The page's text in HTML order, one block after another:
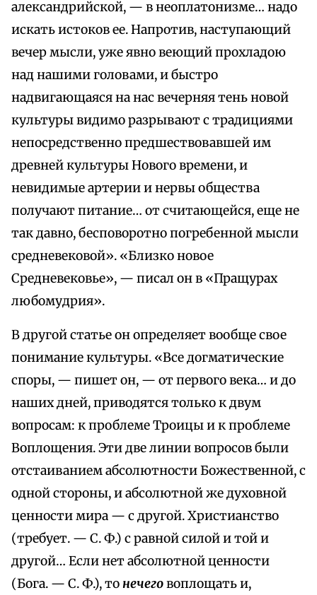
александрийской, — в неоплатонизме… надо
искать истоков ее. Напротив, наступающий
вечер мысли, уже явно веющий прохладою
над нашими головами, и быстро
надвигающаяся на нас вечерняя тень новой
культуры видимо разрывают с традициями
непосредственно предшествовавшей им
древней культуры Нового времени, и
невидимые артерии и нервы общества
получают питание… от считающейся, еще не
так давно, бесповоротно погребенной мысли
средневековой». «Близко новое
Средневековье», — писал он в «Пращурах
любомудрия».
В другой статье он определяет вообще свое
понимание культуры. «Все догматические
споры, — пишет он, — от первого века… и до
наших дней, приводятся только к двум
вопросам: к проблеме Троицы и к проблеме
Воплощения. Эти две линии вопросов были
отстаиванием абсолютности Божественной, с
одной стороны, и абсолютной же духовной
ценности мира — с другой. Христианство
(требует. — С. Ф.) с равной силой и той и
другой… Если нет абсолютной ценности
(Бога. — С. Ф.), тонечеговоплощать и,